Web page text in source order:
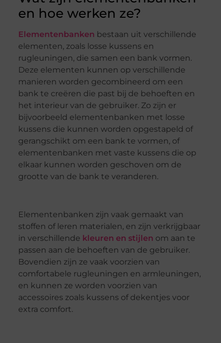
en hoe werken ze?
Elementenbanken bestaan uit verschillende
elementen, zoals losse kussens en
rugleuningen, die samen een bank vormen.
Deze elementen kunnen op verschillende
manieren worden gecombineerd om een
bank te creëren die past bij de behoeften en
het interieur van de gebruiker. Zo zijn er
bijvoorbeeld elementenbanken met losse
kussens die kunnen worden opgestapeld of
gerangschikt om een bank te vormen, of
elementenbanken met vaste kussens die op
elkaar kunnen worden geschoven om de
grootte van de bank te veranderen.
Elementenbanken zijn vaak gemaakt van
stoffen of leren materialen, en zijn verkrijgbaar
in verschillende kleuren en stijlen om aan te
passen aan de behoeften van de gebruiker.
Bovendien zijn ze vaak voorzien van
comfortabele rugleuningen en armleuningen,
en kunnen ze worden voorzien van
accessoires zoals kussens of dekentjes voor
extra comfort.